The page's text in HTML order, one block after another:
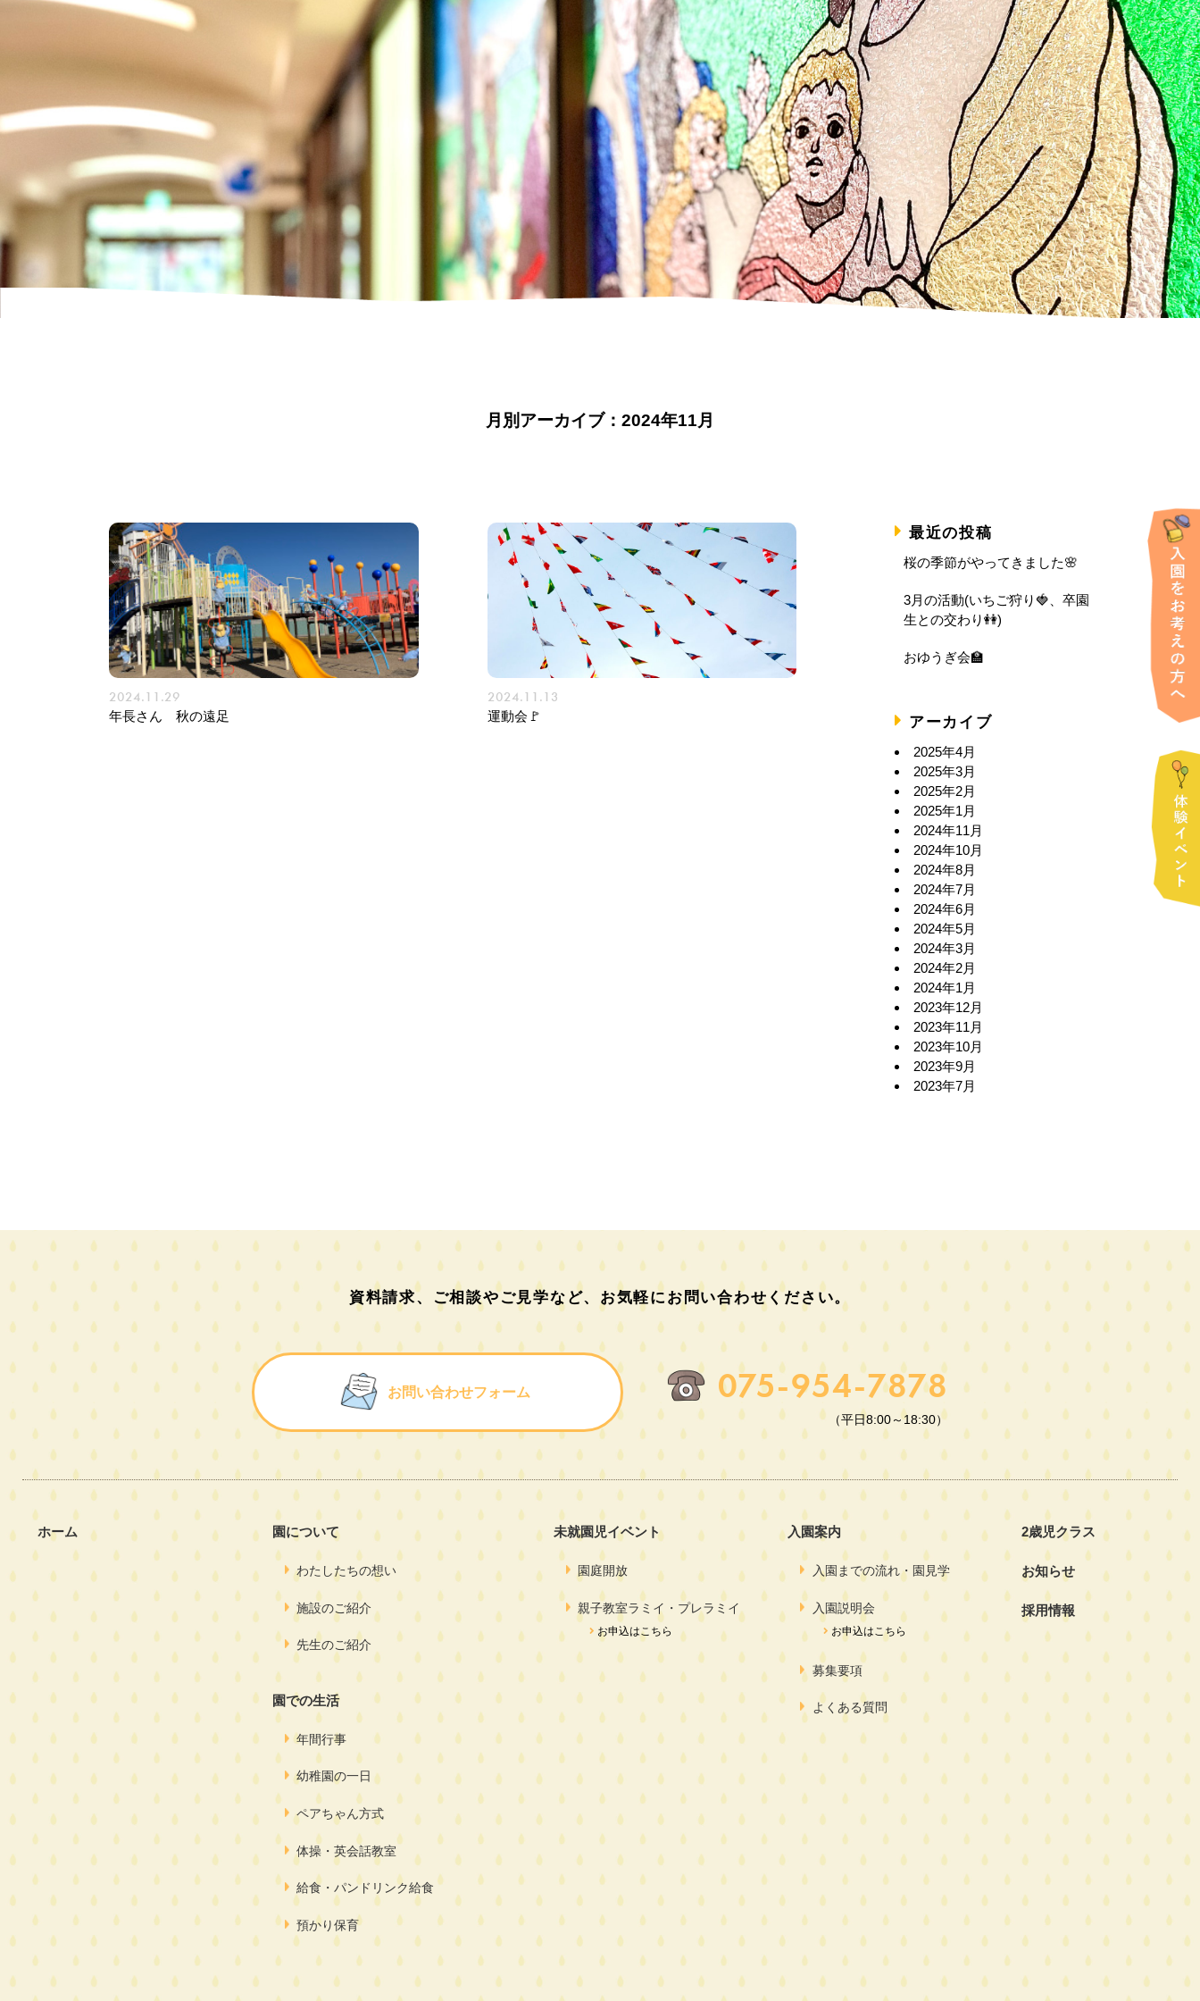
月別アーカイブ：2024年11月
2024.11.29
年長さん 秋の遠足
2024.11.13
運動会🚩
最近の投稿
桜の季節がやってきました🌸
3月の活動(いちご狩り🍓、卒園
生との交わり👭)
おゆうぎ会🏫
アーカイブ
2025年4月
2025年3月
2025年2月
2025年1月
2024年11月
2024年10月
2024年8月
2024年7月
2024年6月
2024年5月
2024年3月
2024年2月
2024年1月
2023年12月
2023年11月
2023年10月
2023年9月
2023年7月
資料請求、ご相談やご見学など、 お気軽にお問い合わせください。
お問い合わせフォーム 075-954-7878
（平日8:00～18:30）
ホーム 園について
わたしたちの想い
施設のご紹介
先生のご紹介
園での生活
年間行事
幼稚園の一日
ペアちゃん方式
体操・英会話教室
給食・パンドリンク給食
預かり保育
未就園児イベント
園庭開放
親子教室ラミイ・プレラミイ
お申込はこちら
入園案内
入園までの流れ・園見学
入園説明会
お申込はこちら
募集要項
よくある質問
2歳児クラス
お知らせ
採用情報